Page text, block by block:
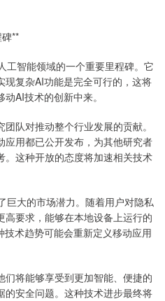
**
工智能领域的一个重要里程碑。它
复杂AI功能是完全可行的，这将
AI技术的创新中来。
队对推动整个行业发展的贡献。
应用都已公开发布，为其他研究者
这种开放的态度将加速相关技术
巨大的市场潜力。随着用户对隐私
要求，能够在本地设备上运行的
术趋势可能会重新定义移动应用
将能够享受到更加智能、便捷的
安全问题。这种技术进步最终将